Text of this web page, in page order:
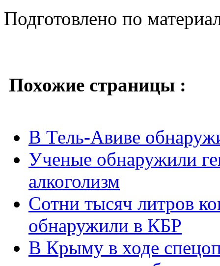
Подготовлено по
Похожие страницы :
В Тель-Авиве
Ученые обнаружили
алкоголизм
Сотни тысяч литров
обнаружили в КБР
В Крыму в ходе